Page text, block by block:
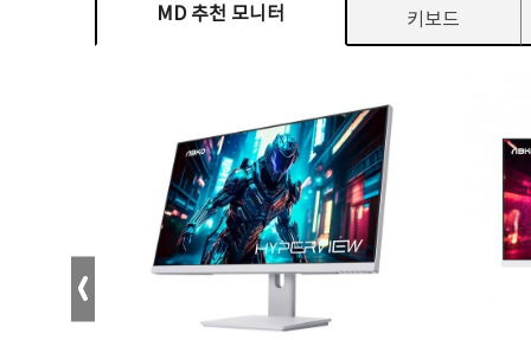
MD 추천 모니터 키보드